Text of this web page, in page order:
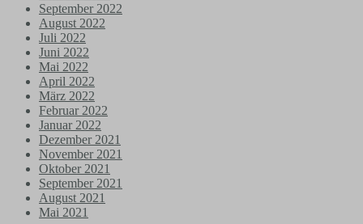
September 2022
August 2022
Juli 2022
Juni 2022
Mai 2022
April 2022
März 2022
Februar 2022
Januar 2022
Dezember 2021
November 2021
Oktober 2021
September 2021
August 2021
Mai 2021